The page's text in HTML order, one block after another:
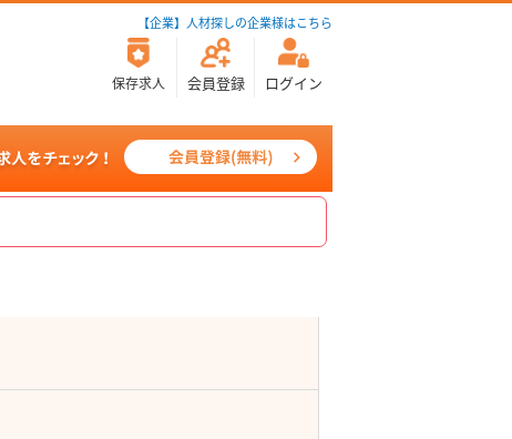
【企業】人材探しの企業様はこちら
保存求人 会員登録 ログイン